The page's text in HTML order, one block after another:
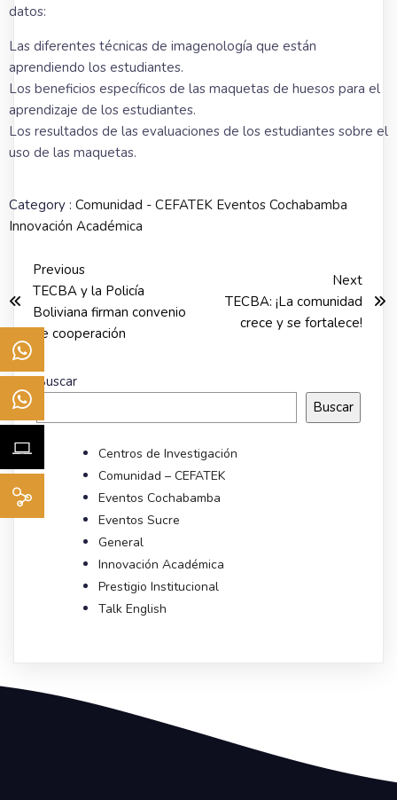
datos:
Las diferentes técnicas de imagenología que están
aprendiendo los estudiantes.
Los beneficios específicos de las maquetas de huesos para el
aprendizaje de los estudiantes.
Los resultados de las evaluaciones de los estudiantes sobre el
uso de las maquetas.
Category : Comunidad - CEFATEK Eventos Cochabamba
Innovación Académica
Previous
TECBA y la Policía
Boliviana firman convenio
de cooperación
Next
TECBA: ¡La comunidad
crece y se fortalece!
Buscar
Buscar
Centros de Investigación
Comunidad – CEFATEK
Eventos Cochabamba
Eventos Sucre
General
Innovación Académica
Prestigio Institucional
Talk English